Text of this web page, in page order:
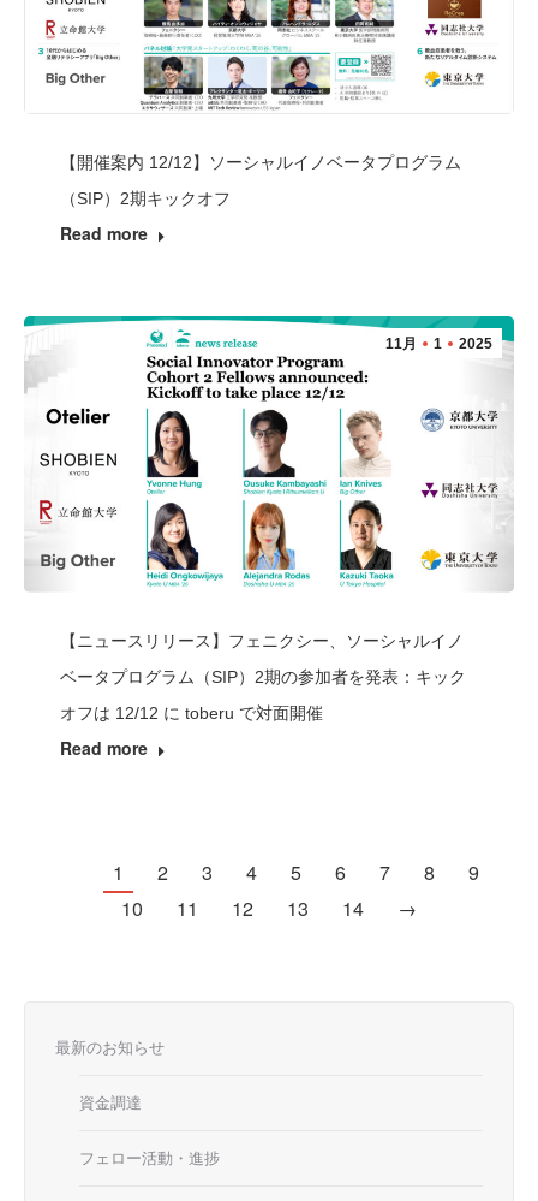
【開催案内 12/12】ソーシャルイノベータプログラム
（SIP）2期キックオフ
Read more
11月 1 2025
【ニュースリリース】フェニクシー、ソーシャルイノ
ベータプログラム（SIP）2期の参加者を発表：キック
オフは 12/12 に toberu で対面開催
Read more
1 2 3 4 5 6 7 8
9
10
11 12 13 14 →
最新のお知らせ
資金調達
フェロー活動・進捗